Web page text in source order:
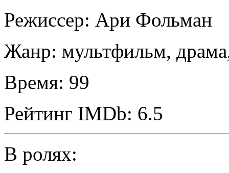
Режиссер: Ари Фольман
Жанр: мультфильм,
Время: 99
Рейтинг IMDb: 6.5
В ролях: